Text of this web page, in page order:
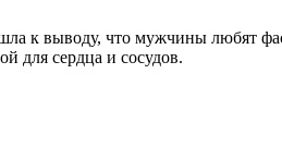
к выводу, что мужчины любят
для сердца и сосудов.